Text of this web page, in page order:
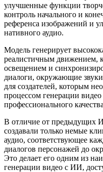
улучшенные функции
контроль начального и
референса изображений и
нативного аудио.
Модель генерирует
реалистичным движением,
освещением и
диалоги, окружающие
для создателей, которым
процессом генерации
профессионального
В отличие от предыдущих
создавали только немые
аудио, соответствующее
диалогов персонажей до
Это делает его одним из
генерации видео с ИИ,